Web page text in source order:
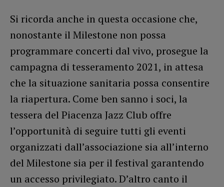
Si ricorda anche in questa occasione che,
nonostante il Milestone non possa
programmare concerti dal vivo, prosegue la
campagna di tesseramento 2021, in attesa
che la situazione sanitaria possa consentire
la riapertura. Come ben sanno i soci, la
tessera del Piacenza Jazz Club offre
l’opportunità di seguire tutti gli eventi
organizzati dall’associazione sia all’interno
del Milestone sia per il festival garantendo
un accesso privilegiato. D’altro canto il